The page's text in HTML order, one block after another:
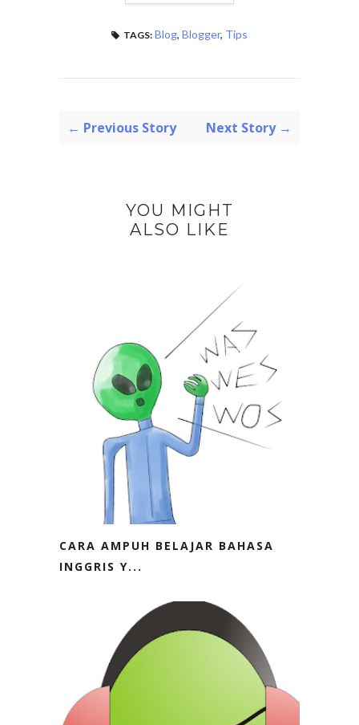
TAGS: Blog, Blogger, Tips
← Previous Story Next Story →
YOU MIGHT
ALSO LIKE
CARA AMPUH BELAJAR BAHASA
INGGRIS Y...